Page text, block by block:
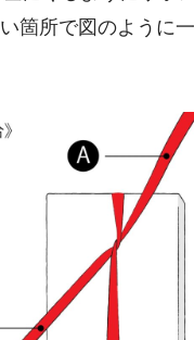
箇所で図のように